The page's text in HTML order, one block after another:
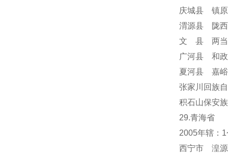
庆城县 镇
渭源县 陇
文 县 两
广河县 和
夏河县 嘉
张家川回族
积石山保安
29.青海省
2005年辖：
西宁市 湟